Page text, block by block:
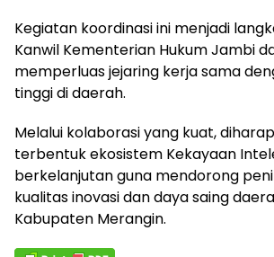
Kegiatan koordinasi ini menjadi
Kanwil Kementerian Hukum Jambi
memperluas jejaring kerja sama
tinggi di daerah.
Melalui kolaborasi yang kuat,
terbentuk ekosistem Kekayaan
berkelanjutan guna mendorong
kualitas inovasi dan daya saing
Kabupaten Merangin.